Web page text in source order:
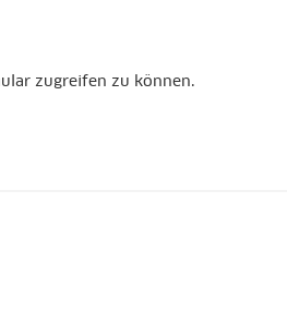
zugreifen zu können.